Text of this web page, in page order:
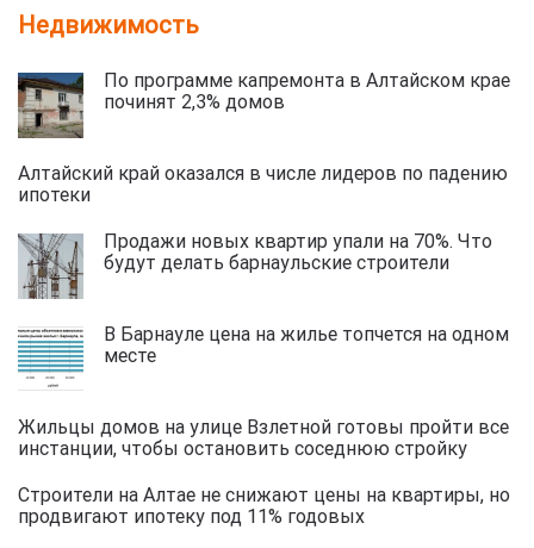
Недвижимость
По программе капремонта в Алтайском крае
починят 2,3% домов
Алтайский край оказался в числе лидеров по падению
ипотеки
Продажи новых квартир упали на 70%. Что
будут делать барнаульские строители
В Барнауле цена на жилье топчется на одном
месте
Жильцы домов на улице Взлетной готовы пройти все
инстанции, чтобы остановить соседнюю стройку
Строители на Алтае не снижают цены на квартиры, но
продвигают ипотеку под 11% годовых